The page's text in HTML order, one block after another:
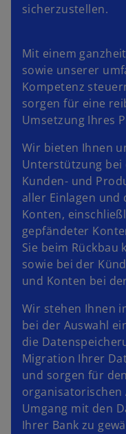
sicherzustellen.
Mit einem
sowie unserer
Kompetenz
sorgen für eine
Umsetzung Ihres
Wir bieten Ihnen
Unterstützung bei
Kunden- und
aller Einlagen und
Konten,
gepfändeter
Sie beim Rückbau
sowie bei der
und Konten bei
Wir stehen Ihnen
bei der Auswahl
die
Migration Ihrer
und sorgen für
organisatorischen
Umgang mit den
Ihrer Bank zu